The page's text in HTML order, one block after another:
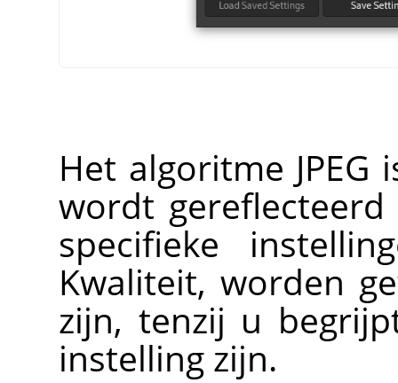
Het algoritme
wordt
specifieke
Kwaliteit, worden
zijn, tenzij u
instelling zijn.